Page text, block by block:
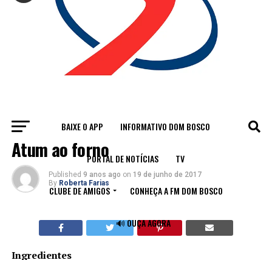
BAIXE O APP INFORMATIVO DOM BOSCO
PORTAL DE NOTÍCIAS TV
CLUBE DE AMIGOS CONHEÇA A FM DOM BOSCO
🔊 OUÇA AGORA
RECEITAS
Atum ao forno
Published 9 anos ago on 19 de junho de 2017
By Roberta Farias
Ingredientes